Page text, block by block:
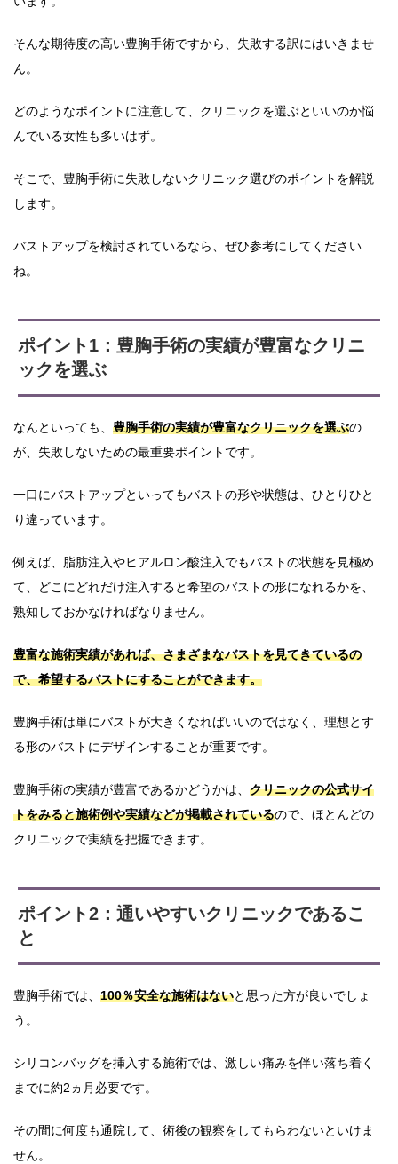
そんな期待度の高い豊胸手術ですから、失敗する訳にはいきませ
ん。
どのようなポイントに注意して、クリニックを選ぶといいのか悩
んでいる女性も多いはず。
そこで、豊胸手術に失敗しないクリニック選びのポイントを解説
します。
バストアップを検討されているなら、ぜひ参考にしてください
ね。
ポイント1：豊胸手術の実績が豊富なクリニ
ックを選ぶ
なんといっても、 豊胸手術の実績が豊富なクリニックを選ぶの
が、失敗しないための最重要ポイントです。
一口にバストアップといってもバストの形や状態は、ひとりひと
り違っています。
例えば、脂肪注入やヒアルロン酸注入でもバストの状態を見極め
て、どこにどれだけ注入すると希望のバストの形になれるかを、
熟知しておかなければなりません。
豊富な施術実績があれば、さまざまなバストを見てきているの
で、希望するバストにすることができます。
豊胸手術は単にバストが大きくなればいいのではなく、理想とす
る形のバストにデザインすることが重要です。
豊胸手術の実績が豊富であるかどうかは、 クリニックの公式サイ
トをみると施術例や実績などが掲載されているので、ほとんどの
クリニックで実績を把握できます。
ポイント2：通いやすいクリニックであるこ
と
豊胸手術では、 100％安全な施術はないと思った方が良いでしょ
う。
シリコンバッグを挿入する施術では、激しい痛みを伴い落ち着く
までに約2ヵ月必要です。
その間に何度も通院して、術後の観察をしてもらわないといけま
せん。